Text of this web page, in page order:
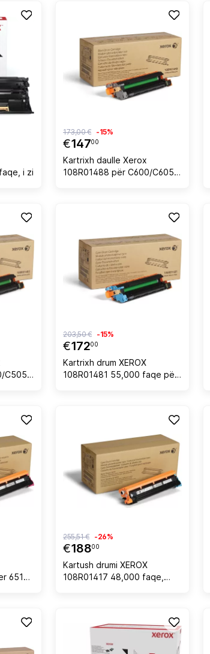
i zi
€14700
173,00 € -15%
Kartrixh daulle Xerox
108R01488 për C600/C605,
C505,
€17200
203,50 € -15%
Kartrixh drum XEROX
108R01481 55,000 faqe për
6510 /
€18800
255,51 € -26%
Kartush drumi XEROX
108R01417 48,000 faqe,